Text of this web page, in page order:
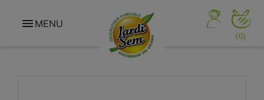
(0)
 MENU